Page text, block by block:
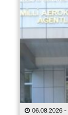
06.08.2026 -